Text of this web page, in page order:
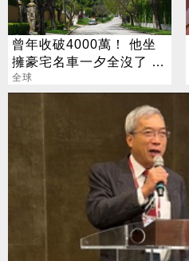
曾年收破4000萬！ 他坐
擁豪宅名車一夕全沒了 卻
喊「比過去更快樂」
全球